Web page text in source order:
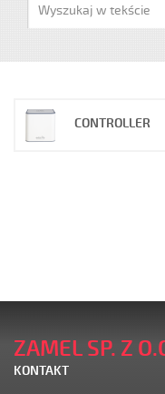
CONTROLLER
ZAMEL SP. Z
KONTAKT